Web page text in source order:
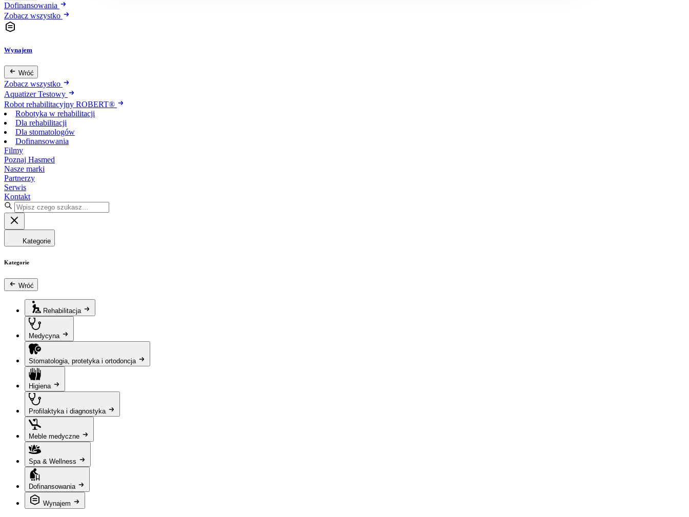
Dofinansowania
Zobacz wszystko
Wynajem
Wróć
Zobacz wszystko
Aquatizer Testowy
Robot rehabilitacyjny ROBERT®
Robotyka w rehabilitacji
Dla rehabilitacji
Dla stomatologów
Dofinansowania
Filmy
Poznaj Hasmed
Nasze marki
Partnerzy
Serwis
Kontakt
Kategorie
Kategorie
Wróć
Rehabilitacja
Medycyna
Stomatologia, protetyka i ortodoncja
Higiena
Profilaktyka i diagnostyka
Meble medyczne
Spa & Wellness
Dofinansowania
Wynajem